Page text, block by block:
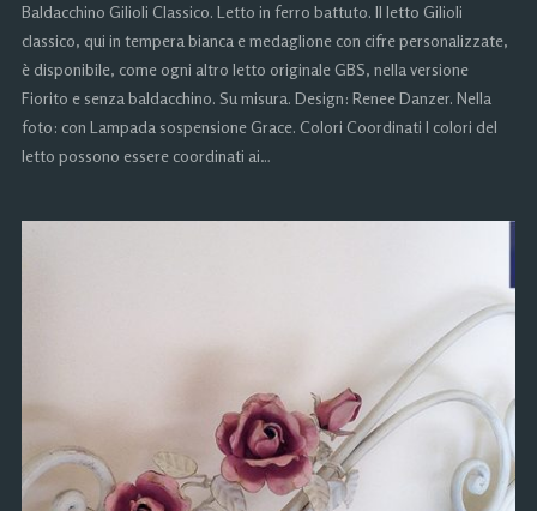
Baldacchino Gilioli Classico. Letto in ferro battuto. Il letto Gilioli
classico, qui in tempera bianca e medaglione con cifre personalizzate,
è disponibile, come ogni altro letto originale GBS, nella versione
Fiorito e senza baldacchino. Su misura. Design: Renee Danzer. Nella
foto: con Lampada sospensione Grace. Colori Coordinati I colori del
letto possono essere coordinati ai…